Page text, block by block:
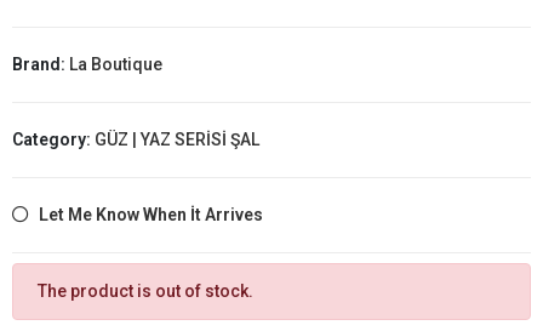
Brand: La Boutique
Category: GÜZ | YAZ SERİSİ ŞAL
Let Me Know When İt Arrives
The product is out of stock.